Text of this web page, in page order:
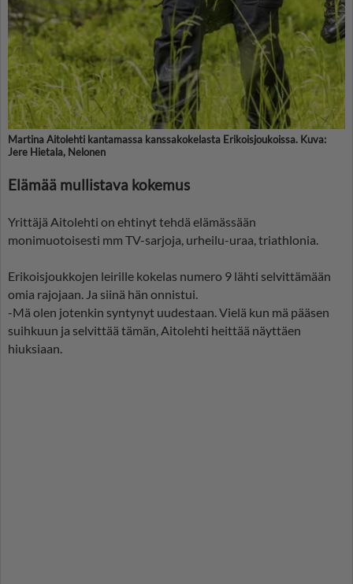
Martina Aitolehti kantamassa kanssakokelasta Erikoisjoukoissa. Kuva:
Jere Hietala, Nelonen
Elämää mullistava kokemus
Yrittäjä Aitolehti on ehtinyt tehdä elämässään
monimuotoisesti mm TV-sarjoja, urheilu-uraa, triathlonia.
Erikoisjoukkojen leirille kokelas numero 9 lähti selvittämään
omia rajojaan. Ja siinä hän onnistui.
-Mä olen jotenkin syntynyt uudestaan. Vielä kun mä pääsen
suihkuun ja selvittää tämän, Aitolehti heittää näyttäen
hiuksiaan.